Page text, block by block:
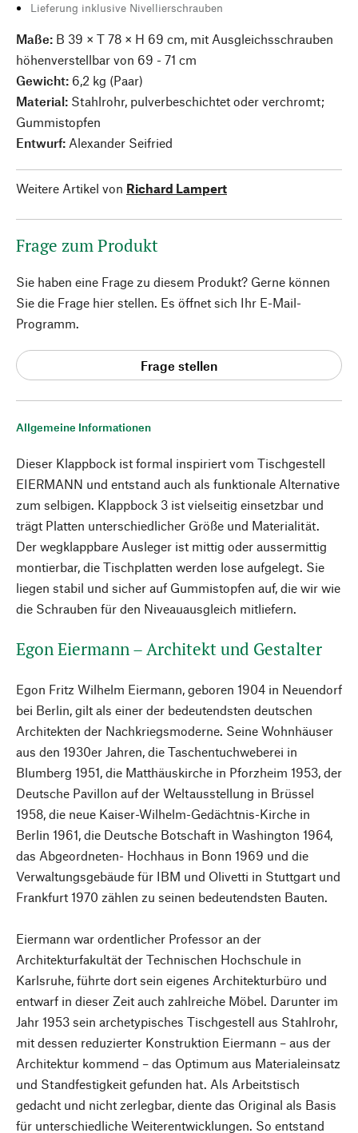
Allgemeine Informationen
Dieser Klappbock ist formal inspiriert vom Tischgestell
EIERMANN und entstand auch als funktionale Alternative
zum selbigen. Klappbock 3 ist vielseitig einsetzbar und
trägt Platten unterschiedlicher Größe und Materialität.
Der wegklappbare Ausleger ist mittig oder aussermittig
montierbar, die Tischplatten werden lose aufgelegt. Sie
liegen stabil und sicher auf Gummistopfen auf, die wir wie
die Schrauben für den Niveauausgleich mitliefern.
Egon Eiermann – Architekt und Gestalter
Egon Fritz Wilhelm Eiermann, geboren 1904 in Neuendorf
bei Berlin, gilt als einer der bedeutendsten deutschen
Architekten der Nachkriegsmoderne. Seine Wohnhäuser
aus den 1930er Jahren, die Taschentuchweberei in
Blumberg 1951, die Matthäuskirche in Pforzheim 1953, der
Deutsche Pavillon auf der Weltausstellung in Brüssel
1958, die neue Kaiser-Wilhelm-Gedächtnis-Kirche in
Berlin 1961, die Deutsche Botschaft in Washington 1964,
das Abgeordneten- Hochhaus in Bonn 1969 und die
Verwaltungsgebäude für IBM und Olivetti in Stuttgart und
Frankfurt 1970 zählen zu seinen bedeutendsten Bauten.
Eiermann war ordentlicher Professor an der
Architekturfakultät der Technischen Hochschule in
Karlsruhe, führte dort sein eigenes Architekturbüro und
entwarf in dieser Zeit auch zahlreiche Möbel. Darunter im
Jahr 1953 sein archetypisches Tischgestell aus Stahlrohr,
mit dessen reduzierter Konstruktion Eiermann – aus der
Architektur kommend – das Optimum aus Materialeinsatz
und Standfestigkeit gefunden hat. Als Arbeitstisch
gedacht und nicht zerlegbar, diente das Original als Basis
für unterschiedliche Weiterentwicklungen. So entstand
Lieferung inklusive Nivellierschrauben
Maße: B 39 × T 78 × H 69 cm, mit Ausgleichsschrauben
höhenverstellbar von 69 - 71 cm
Gewicht: 6,2 kg (Paar)
Material: Stahlrohr, pulverbeschichtet oder verchromt;
Gummistopfen
Entwurf: Alexander Seifried
Weitere Artikel von Richard Lampert
Frage zum Produkt
Sie haben eine Frage zu diesem Produkt? Gerne können
Sie die Frage hier stellen. Es öffnet sich Ihr E-Mail-
Programm.
Frage stellen